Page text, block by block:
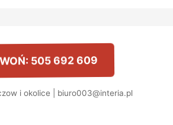
505 692 609
i okolice | biuro003@interia.pl